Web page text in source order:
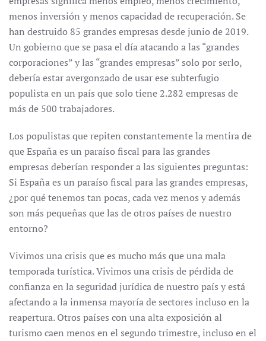
menos inversión y menos capacidad de recuperación. Se
han destruido 85 grandes empresas desde junio de 2019.
Un gobierno que se pasa el día atacando a las “grandes
corporaciones” y las “grandes empresas” solo por serlo,
debería estar avergonzado de usar ese subterfugio
populista en un país que solo tiene 2.282 empresas de
más de 500 trabajadores.
Los populistas que repiten constantemente la mentira de
que España es un paraíso fiscal para las grandes
empresas deberían responder a las siguientes preguntas:
Si España es un paraíso fiscal para las grandes empresas,
¿por qué tenemos tan pocas, cada vez menos y además
son más pequeñas que las de otros países de nuestro
entorno?
Vivimos una crisis que es mucho más que una mala
temporada turística. Vivimos una crisis de pérdida de
confianza en la seguridad jurídica de nuestro país y está
afectando a la inmensa mayoría de sectores incluso en la
reapertura. Otros países con una alta exposición al
turismo caen menos en el segundo trimestre, incluso en el